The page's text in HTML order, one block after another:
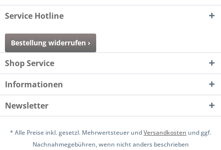
Service Hotline
Bestellung widerrufen ›
Shop Service
Informationen
Newsletter
* Alle Preise inkl. gesetzl. Mehrwertsteuer undVersandkosten und ggf.
Nachnahmegebühren, wenn nicht anders beschrieben